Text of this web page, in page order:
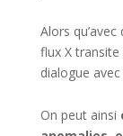
Alors qu’avec
flux X transite
dialogue
On peut ainsi